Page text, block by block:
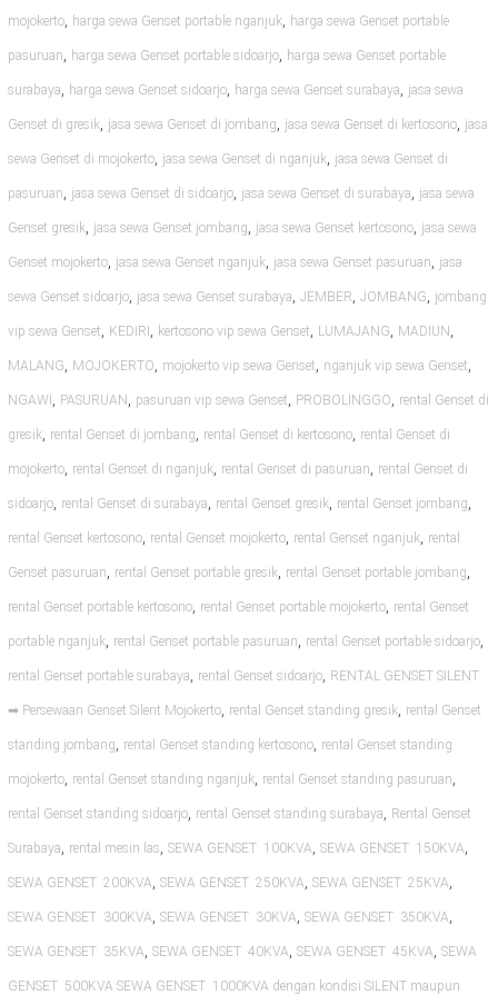
mojokerto, harga sewa Genset portable nganjuk, harga sewa Genset portable
pasuruan, harga sewa Genset portable sidoarjo, harga sewa Genset portable
surabaya, harga sewa Genset sidoarjo, harga sewa Genset surabaya, jasa sewa
Genset di gresik, jasa sewa Genset di jombang, jasa sewa Genset di kertosono, jasa
sewa Genset di mojokerto, jasa sewa Genset di nganjuk, jasa sewa Genset di
pasuruan, jasa sewa Genset di sidoarjo, jasa sewa Genset di surabaya, jasa sewa
Genset gresik, jasa sewa Genset jombang, jasa sewa Genset kertosono, jasa sewa
Genset mojokerto, jasa sewa Genset nganjuk, jasa sewa Genset pasuruan, jasa
sewa Genset sidoarjo, jasa sewa Genset surabaya, JEMBER, JOMBANG, jombang
vip sewa Genset, KEDIRI , kertosono vip sewa Genset, LUMAJANG, MADIUN ,
MALANG, MOJOKERTO, mojokerto vip sewa Genset, nganjuk vip sewa Genset,
NGAWI , PASURUAN , pasuruan vip sewa Genset, PROBOLINGGO, rental Genset di
gresik, rental Genset di jombang, rental Genset di kertosono, rental Genset di
mojokerto, rental Genset di nganjuk, rental Genset di pasuruan, rental Genset di
sidoarjo, rental Genset di surabaya, rental Genset gresik, rental Genset jombang,
rental Genset kertosono, rental Genset mojokerto, rental Genset nganjuk, rental
Genset pasuruan, rental Genset portable gresik, rental Genset portable jombang,
rental Genset portable kertosono, rental Genset portable mojokerto, rental Genset
portable nganjuk, rental Genset portable pasuruan, rental Genset portable sidoarjo,
rental Genset portable surabaya, rental Genset sidoarjo, RENTAL GENSET SILENT
➡ Persewaan Genset Silent Mojokerto, rental Genset standing gresik, rental Genset
standing jombang, rental Genset standing kertosono, rental Genset standing
mojokerto, rental Genset standing nganjuk, rental Genset standing pasuruan,
rental Genset standing sidoarjo, rental Genset standing surabaya, Rental Genset
Surabaya, rental mesin las, SEWA GENSET 100KVA, SEWA GENSET 150KVA,
SEWA GENSET 200KVA, SEWA GENSET 250KVA, SEWA GENSET 25KVA,
SEWA GENSET 300KVA, SEWA GENSET 30KVA, SEWA GENSET 350KVA,
SEWA GENSET 35KVA, SEWA GENSET 40KVA, SEWA GENSET 45KVA, SEWA
GENSET 500KVA SEWA GENSET 1000KVA dengan kondisi SILENT maupun